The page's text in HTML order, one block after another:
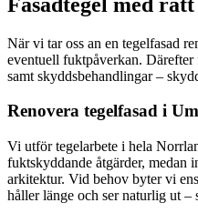
När vi tar oss an en tegelfasad
eventuell fuktpåverkan.
samt skyddsbehandlingar –
Renovera tegelfasad i
Vi utför tegelarbete i hela
fuktskyddande åtgärder, medan
arkitektur. Vid behov byter vi
håller länge och ser naturlig ut –